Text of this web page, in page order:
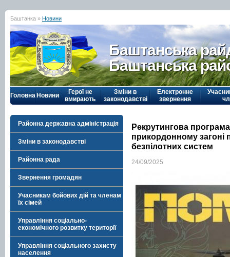
Баштанка » Новини
Баштанська
Баштанська
Головна Новини
Герої не
вмирають
Зміни в
законодавстві
Електронне
звернення
Районна державна адміністрація
Зміни в законодавстві
Районна рада
Звернення громадян
Учасникам бойових дій та членам
їх сімей
Управління соціально-
економічного розвитку території
Управління соціального захисту
населення
Рекрутингова
прикордонному загоні
безпілотних систем
24/09/2025